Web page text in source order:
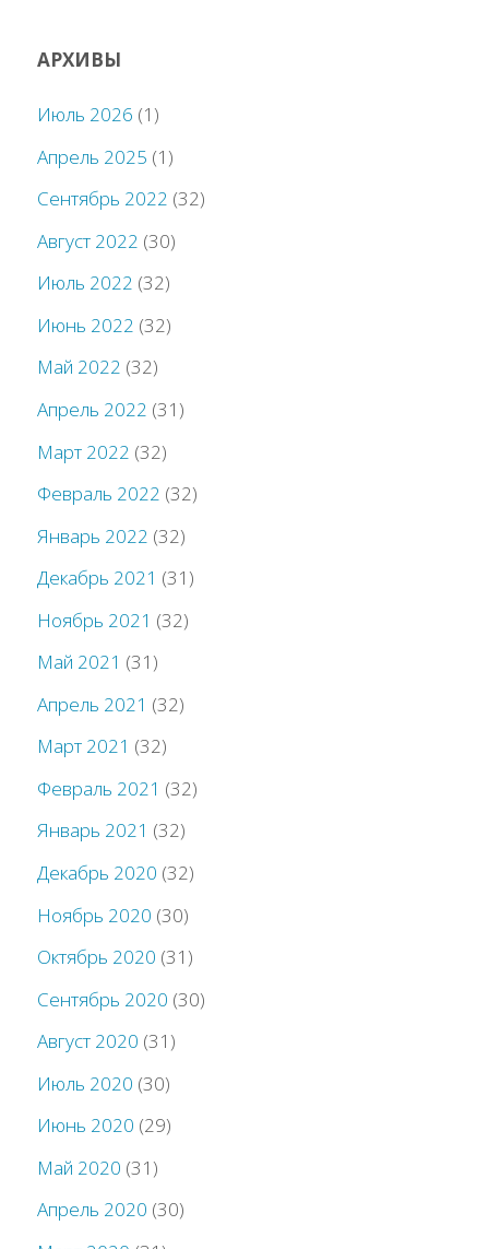
АРХИВЫ
Июль 2026 (1)
Апрель 2025 (1)
Сентябрь 2022 (32)
Август 2022 (30)
Июль 2022 (32)
Июнь 2022 (32)
Май 2022 (32)
Апрель 2022 (31)
Март 2022 (32)
Февраль 2022 (32)
Январь 2022 (32)
Декабрь 2021 (31)
Ноябрь 2021 (32)
Май 2021 (31)
Апрель 2021 (32)
Март 2021 (32)
Февраль 2021 (32)
Январь 2021 (32)
Декабрь 2020 (32)
Ноябрь 2020 (30)
Октябрь 2020 (31)
Сентябрь 2020 (30)
Август 2020 (31)
Июль 2020 (30)
Июнь 2020 (29)
Май 2020 (31)
Апрель 2020 (30)